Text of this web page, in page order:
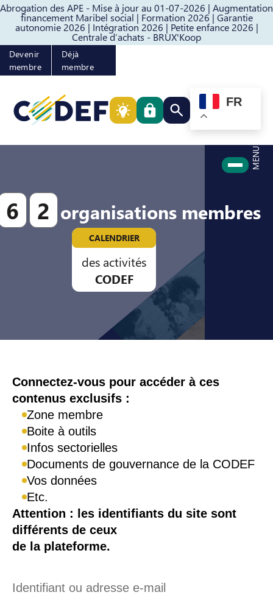
Abrogation des APE - Mise à jour au 01-07-2026 | Augmentation
financement Maribel social | Formation 2026 | Garantie
autonomie 2026 | Intégration 2026 | Petite enfance 2026 |
Centrale d’achats - BRUX'Koop
Passer au contenuPasser au pied de page
Devenir
membre
Déjà
membre
Rechercher quelque
FR
MENU
6 2 organisations membres
CALENDRIER
des activités
CODEF
Connexion
Connectez-vous pour accéder à ces
contenus exclusifs :
Zone membre
Boite à outils
Infos sectorielles
Documents de gouvernance de la CODEF
Vos données
Etc.
Attention : les identifiants du site sont
différents de ceux
de la plateforme.
Identifiant ou adresse e-mail